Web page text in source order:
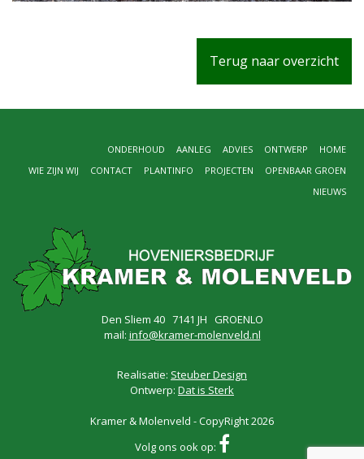
Terug naar overzicht
HOME
ONTWERP
ADVIES
AANLEG
ONDERHOUD
OPENBAAR GROEN
PROJECTEN
PLANTINFO
CONTACT
WIE ZIJN WIJ
NIEUWS
Den Sliem 40 7141 JH GROENLO
mail: info@kramer-molenveld.nl
Realisatie: Steuber Design
Ontwerp: Dat is Sterk
Kramer & Molenveld - CopyRight 2026
Volg ons ook op: